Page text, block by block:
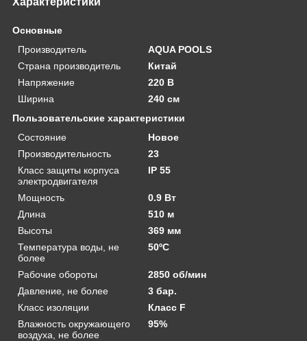
Основные
Производитель
AQUA POOLS
Страна производитель
Китай
Напряжение
220 В
Ширина
240 см
Пользовательские характеристики
Состояние
Новое
Производительность
23
Класс защиты корпуса
электродвигателя
IP 55
Мощность
0.9 Вт
Длина
510 м
Высоты
369 мм
Температура воды, не
более
50ºС
Рабочие обороты
2850 об/мин
Давление, не более
3 бар.
Класс изоляции
Класс F
Влажность окружающего
воздуха, не более
95%